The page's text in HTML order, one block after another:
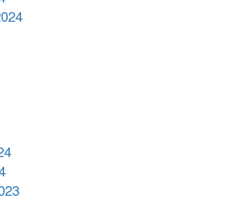
সহায়তা দিলেন সাচিং প্রু জেরী